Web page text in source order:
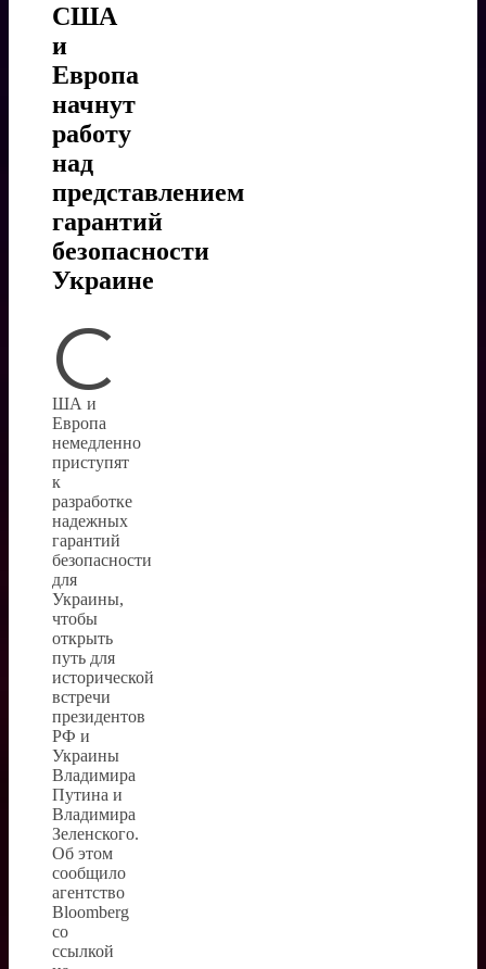
США
и
Европа
начнут
работу
над
представлением
гарантий
безопасности
Украине
С
ША и
Европа
немедленно
приступят
к
разработке
надежных
гарантий
безопасности
для
Украины,
чтобы
открыть
путь для
исторической
встречи
президентов
РФ и
Украины
Владимира
Путина и
Владимира
Зеленского.
Об этом
сообщило
агентство
Bloomberg
со
ссылкой